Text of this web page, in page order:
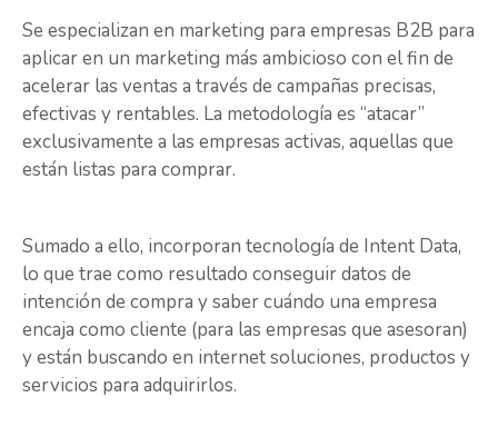
Se especializan en marketing para empresas B2B para
aplicar en un marketing más ambicioso con el fin de
acelerar las ventas a través de campañas precisas,
efectivas y rentables. La metodología es “atacar”
exclusivamente a las empresas activas, aquellas que
están listas para comprar.
Sumado a ello, incorporan tecnología de Intent Data,
lo que trae como resultado conseguir datos de
intención de compra y saber cuándo una empresa
encaja como cliente (para las empresas que asesoran)
y están buscando en internet soluciones, productos y
servicios para adquirirlos.